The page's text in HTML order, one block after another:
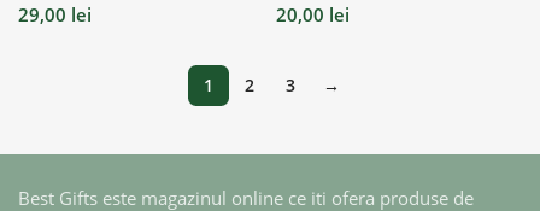
29,00 lei 20,00 lei
1 2 3 →
Best Gifts este magazinul online ce iti ofera produse de